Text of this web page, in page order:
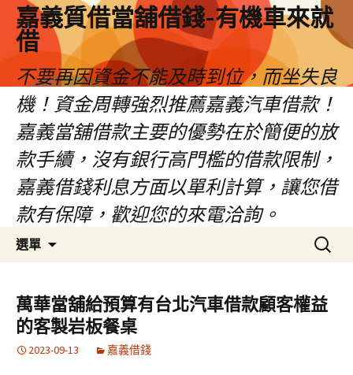
嘉義質借當舖借錢-有機車來就
借
不要再因資金不能及時到位，而坐失良
機！資金周轉強烈推薦嘉義汽車借款！
嘉義當舖借款主要的優勢在於簡便的放
款手續，沒有銀行高門檻的借款限制，
嘉義借錢利息方面以單利計算，讓您借
款有保障，歡迎您的來電洽詢。
選單
容
區
搜
尋
鍵
字:
萬華當舖給預算有台北汽車借款顧客權益
的客製岩板餐桌
2023-09-13 嘉義借錢